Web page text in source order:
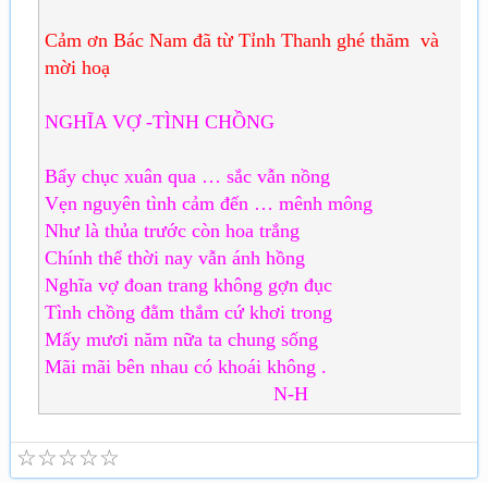
Cảm ơn Bác Nam đã từ Tỉnh Thanh ghé thăm và
mời hoạ
NGHĨA VỢ -TÌNH CHỒNG
Bẩy chục xuân qua … sắc vẫn nồng
Vẹn nguyên tình cảm đến … mênh mông
Như là thủa trước còn hoa trắng
Chính thể thời nay vẫn ánh hồng
Nghĩa vợ đoan trang không gợn đục
Tình chồng đằm thắm cứ khơi trong
Mấy mươi năm nữa ta chung sống
Mãi mãi bên nhau có khoái không .
N-H
☆
☆
☆
☆
☆